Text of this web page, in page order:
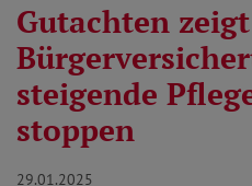
Gutachten
steigende
stoppen
29.01.2025